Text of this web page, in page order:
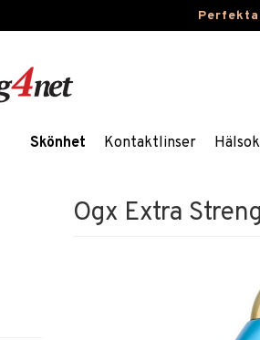
Skönhet Kontaktlinser
Ogx Extra